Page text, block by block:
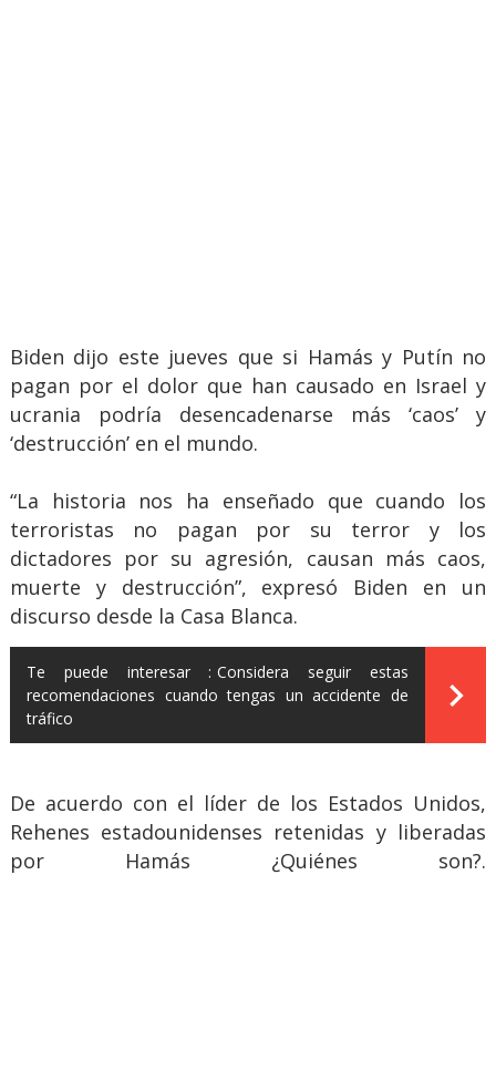
Biden dijo este jueves que si Hamás y Putín no
pagan por el dolor que han causado en Israel y
ucrania podría desencadenarse más ‘caos’ y
‘destrucción’ en el mundo.
“La historia nos ha enseñado que cuando los
terroristas no pagan por su terror y los
dictadores por su agresión, causan más caos,
muerte y destrucción”, expresó Biden en un
discurso desde la Casa Blanca.
Te puede interesar : Considera seguir estas
recomendaciones cuando tengas un accidente de
tráfico
De acuerdo con el líder de los Estados Unidos,
Rehenes estadounidenses retenidas y liberadas
por Hamás ¿Quiénes son?.